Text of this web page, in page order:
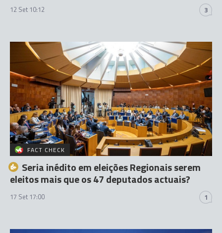
12 Set 10:12 3
FACT CHECK
Seria inédito em eleições Regionais serem
eleitos mais que os 47 deputados actuais?
17 Set 17:00 1